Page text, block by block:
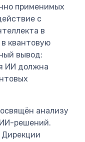
применимых
с
в
квантовую
вывод:
ИИ должна
анализу
ИИ-решений.